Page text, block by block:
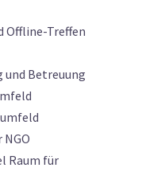
Offline-Treffen
Betreuung
Raum für